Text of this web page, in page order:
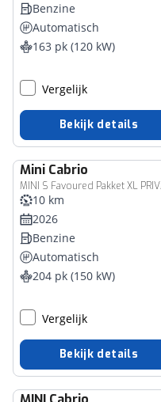
Benzine
Automatisch
163 pk (120 kW)
Vergelijk
Bekijk details
Mini Cabrio
10 km
2026
Benzine
Automatisch
204 pk (150 kW)
Vergelijk
Bekijk details